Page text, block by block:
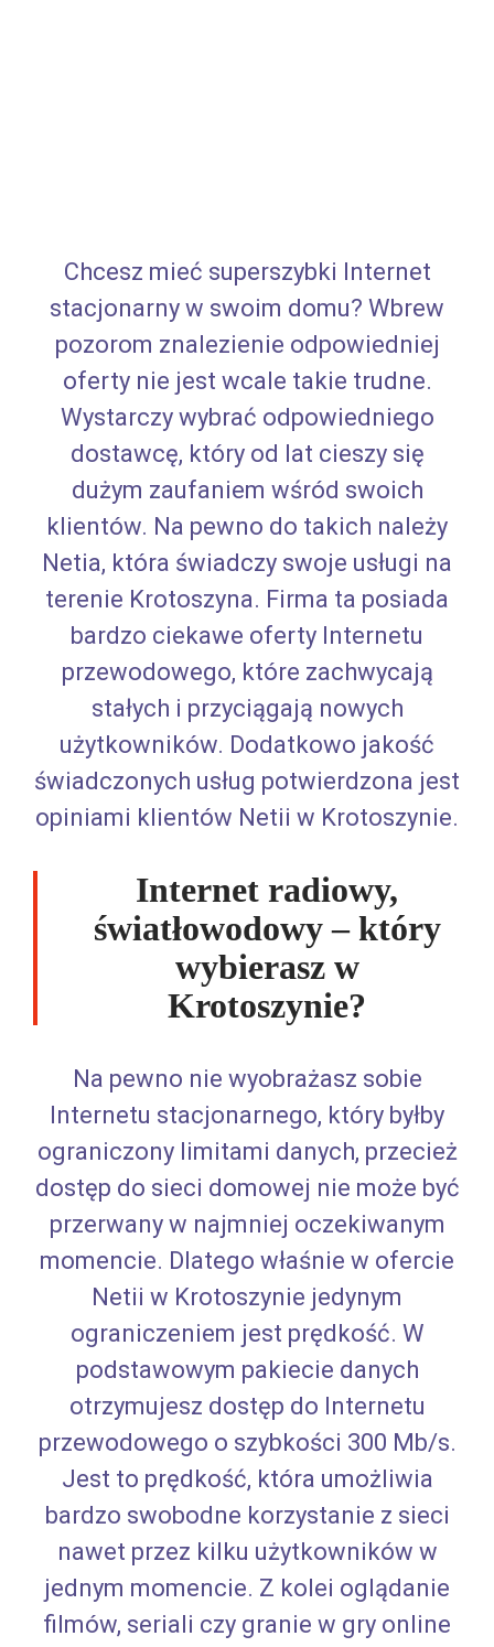
Chcesz mieć superszybki Internet
stacjonarny w swoim domu? Wbrew
pozorom znalezienie odpowiedniej
oferty nie jest wcale takie trudne.
Wystarczy wybrać odpowiedniego
dostawcę, który od lat cieszy się
dużym zaufaniem wśród swoich
klientów. Na pewno do takich należy
Netia, która świadczy swoje usługi na
terenie Krotoszyna. Firma ta posiada
bardzo ciekawe oferty Internetu
przewodowego, które zachwycają
stałych i przyciągają nowych
użytkowników. Dodatkowo jakość
świadczonych usług potwierdzona jest
opiniami klientów Netii w Krotoszynie.
Internet radiowy,
światłowodowy – który
wybierasz w
Krotoszynie?
Na pewno nie wyobrażasz sobie
Internetu stacjonarnego, który byłby
ograniczony limitami danych, przecież
dostęp do sieci domowej nie może być
przerwany w najmniej oczekiwanym
momencie. Dlatego właśnie w ofercie
Netii w Krotoszynie jedynym
ograniczeniem jest prędkość. W
podstawowym pakiecie danych
otrzymujesz dostęp do Internetu
przewodowego o szybkości 300 Mb/s.
Jest to prędkość, która umożliwia
bardzo swobodne korzystanie z sieci
nawet przez kilku użytkowników w
jednym momencie. Z kolei oglądanie
filmów, seriali czy granie w gry online